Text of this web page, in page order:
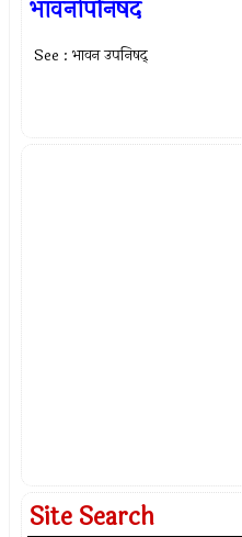
भावनोपनिषद
See : भावन उपनिषद्
Site Search